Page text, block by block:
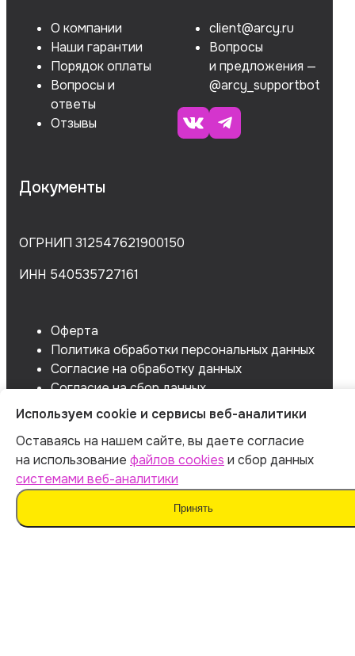
О компании
Наши гарантии
Порядок оплаты
Вопросы и
ответы
Отзывы
client@arcy.ru
Вопросы
и предложения —
@arcy_supportbot
Документы
ОГРНИП 312547621900150
ИНН 540535727161
Оферта
Политика обработки персональных данных
Согласие на обработку данных
Согласие на сбор данных
Используем cookie и сервисы веб-аналитики
Оставаясь на нашем сайте, вы даете согласие
на использование файлов cookies и сбор данных
системами веб-аналитики
Принять